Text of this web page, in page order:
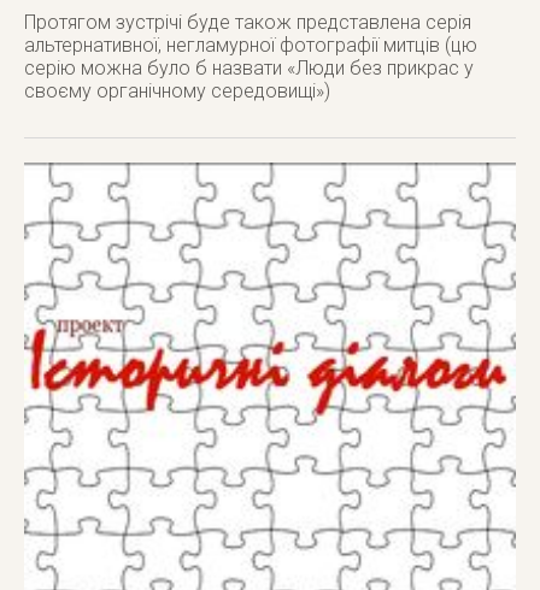
Протягом зустрічі буде також представлена серія
альтернативної, негламурної фотографії митців (цю
серію можна було б назвати «Люди без прикрас у
своєму органічному середовищі»)